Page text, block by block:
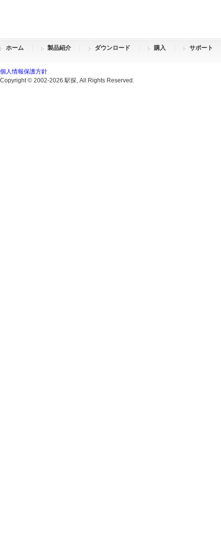
ホーム 製品紹介 ダウンロード 購入 サポート
個人情報保護方針
Copyright © 2002-2026 駅探, All Rights Reserved.